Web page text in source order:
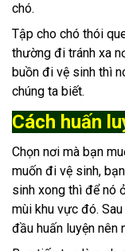
chó.
Tập cho chó thói
thường đi tránh xa
buồn đi vệ sinh thì
chúng ta biết.
Cách huấn
Chọn nơi mà bạn
muốn đi vệ sinh,
sinh xong thì để nó
mùi khu vực đó.
đầu huấn luyện nên